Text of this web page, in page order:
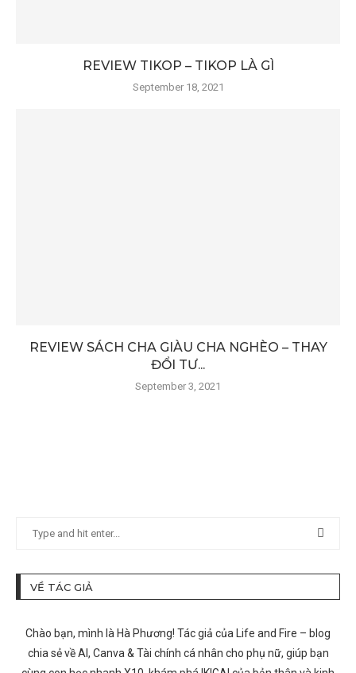
REVIEW TIKOP – TIKOP LÀ GÌ
September 18, 2021
REVIEW SÁCH CHA GIÀU CHA NGHÈO – THAY
ĐỔI TƯ...
September 3, 2021
VỀ TÁC GIẢ
Chào bạn, mình là Hà Phương! Tác giả của Life and Fire – blog
chia sẻ về AI, Canva & Tài chính cá nhân cho phụ nữ, giúp bạn